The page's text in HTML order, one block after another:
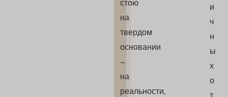
стою
на
твердом
основании
–
на
реальности,
и
ч
н
ы
х
о